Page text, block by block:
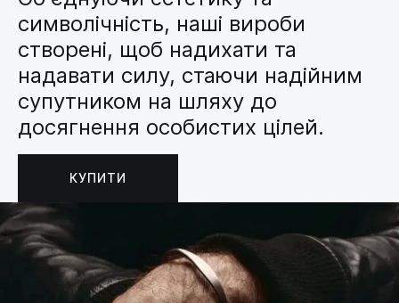
символічність, наші вироби
створені, щоб надихати та
надавати силу, стаючи надійним
супутником на шляху до
досягнення особистих цілей.
КУПИТИ